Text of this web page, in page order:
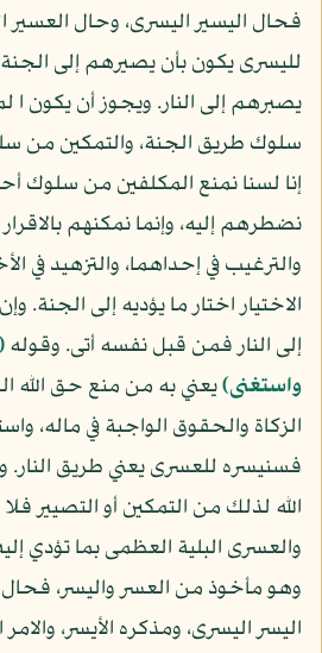
فحال اليسير اليسرى، وحال العسير
لليسرى يكون بأن يصيرهم إلى
يصبرهم إلى النار. ويجوز أن يكون ا
سلوك طريق الجنة، والتمكين من
إنا لسنا نمنع المكلفين من سلوك
نضطرهم إليه، وإنما نمكنهم
والترغيب في إحداهما، والتزهيد في
الاختيار اختار ما يؤديه إلى الجنة.
إلى النار فمن قبل نفسه أتى. وقوله
واستغنى)يعني به من منع حق الله
الزكاة والحقوق الواجبة في ماله،
فسنيسره للعسرى يعني طريق النار.
الله لذلك من التمكين أو التصيير
والعسرى البلية العظمى بما تؤدي
وهو مأخوذ من العسر واليسر،
اليسر اليسرى، ومذكره الأيسر،